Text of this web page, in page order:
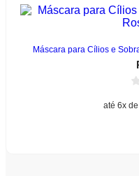
Máscara para Cílios e
até 6x de